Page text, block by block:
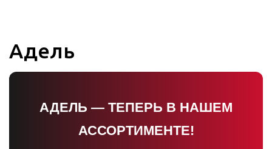
Адель
АДЕЛЬ — ТЕПЕРЬ В НАШЕМ
АССОРТИМЕНТЕ!